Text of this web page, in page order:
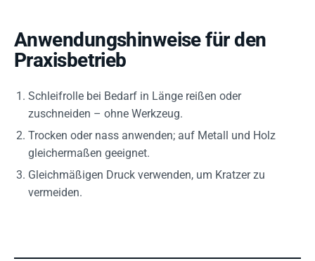
Anwendungshinweise für den
Praxisbetrieb
Schleifrolle bei Bedarf in Länge reißen oder
zuschneiden – ohne Werkzeug.
Trocken oder nass anwenden; auf Metall und Holz
gleichermaßen geeignet.
Gleichmäßigen Druck verwenden, um Kratzer zu
vermeiden.